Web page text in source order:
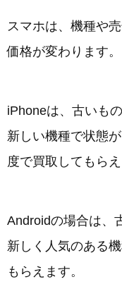
スマホは、機種や
価格が変わります。
iPhoneは、古いも
新しい機種で状態
度で買取してもらえ
Androidの場合は、
新しく人気のある
もらえます。